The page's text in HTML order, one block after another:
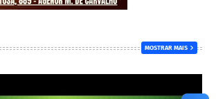
MOSTRAR MAIS